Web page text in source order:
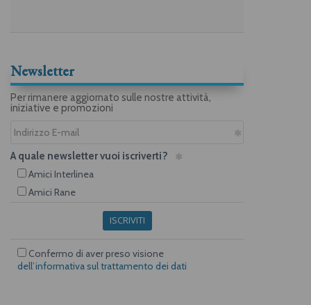
Newsletter
Per rimanere aggiornato sulle nostre attività,
iniziative e promozioni
A quale newsletter vuoi iscriverti?
Amici Interlinea
Amici Rane
ISCRIVITI
Confermo di aver preso visione
dell’informativa sul trattamento dei dati